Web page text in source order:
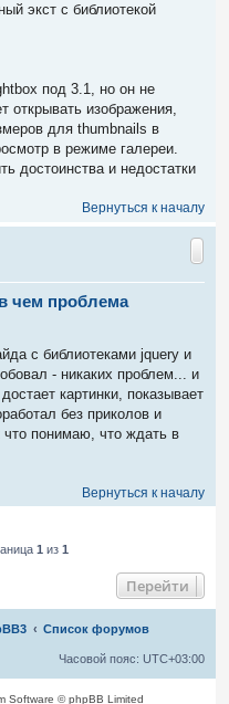
экст с библиотекой
под 3.1, но он не
открывать изображения,
для thumbnails в
в режиме галереи.
достоинства и недостатки
Вернуться к началу
чем проблема
с библиотеками jquery и
- никаких проблем... и
картинки, показывает
без приколов и
что понимаю, что ждать в
Вернуться к началу
1из 1
Перейти
Список форумов
Часовой пояс: UTC+03:00
Software © phpBB Limited